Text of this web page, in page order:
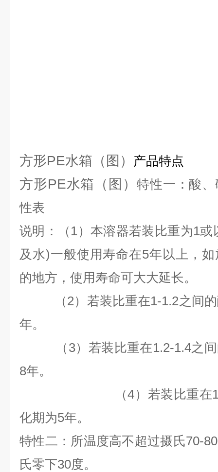
方形PE水箱（图） 产品特点
方形PE水箱（图） 特性一：酸
性表
说明：（1）本溶器若装比重为1
及水)一般使用寿命在5年以上，
的地方，使用寿命可大大延长。
（2）若装比重在1-1.2之间的
年。
（3）若装比重在1.2-1.4之间
8年。
（4）若装比重在1.4以
化期为5年。
特性二：所温度高不超过摄氏70-
氏零下30度。